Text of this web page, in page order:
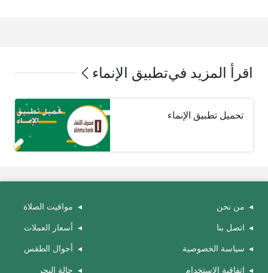
اقرأ المزيد فيتطبيق الإنماء
تحميل تطبيق الإنماء
من نحن
اتصل بنا
سياسة الخصوصية
اتفاقية الاستخدام
مواقيت الصلاة
أسعار العملات
أحوال الطقس
حالة البحر